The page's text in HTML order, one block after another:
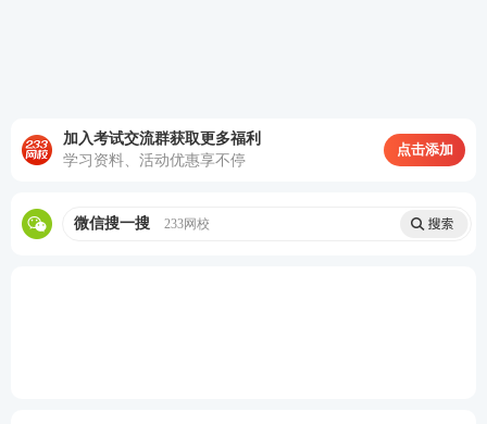
开展金融知识普及活动，引导和培育社会公众的金融
意识和风险意识，为提高社会公众财产性收入贡献力
银行业消费者的受尊重权是指金融机构应当尊重金融
加入考试交流群获取更多福利
学习资料、活动优惠享不停
点击添加
微信搜一搜 233网校